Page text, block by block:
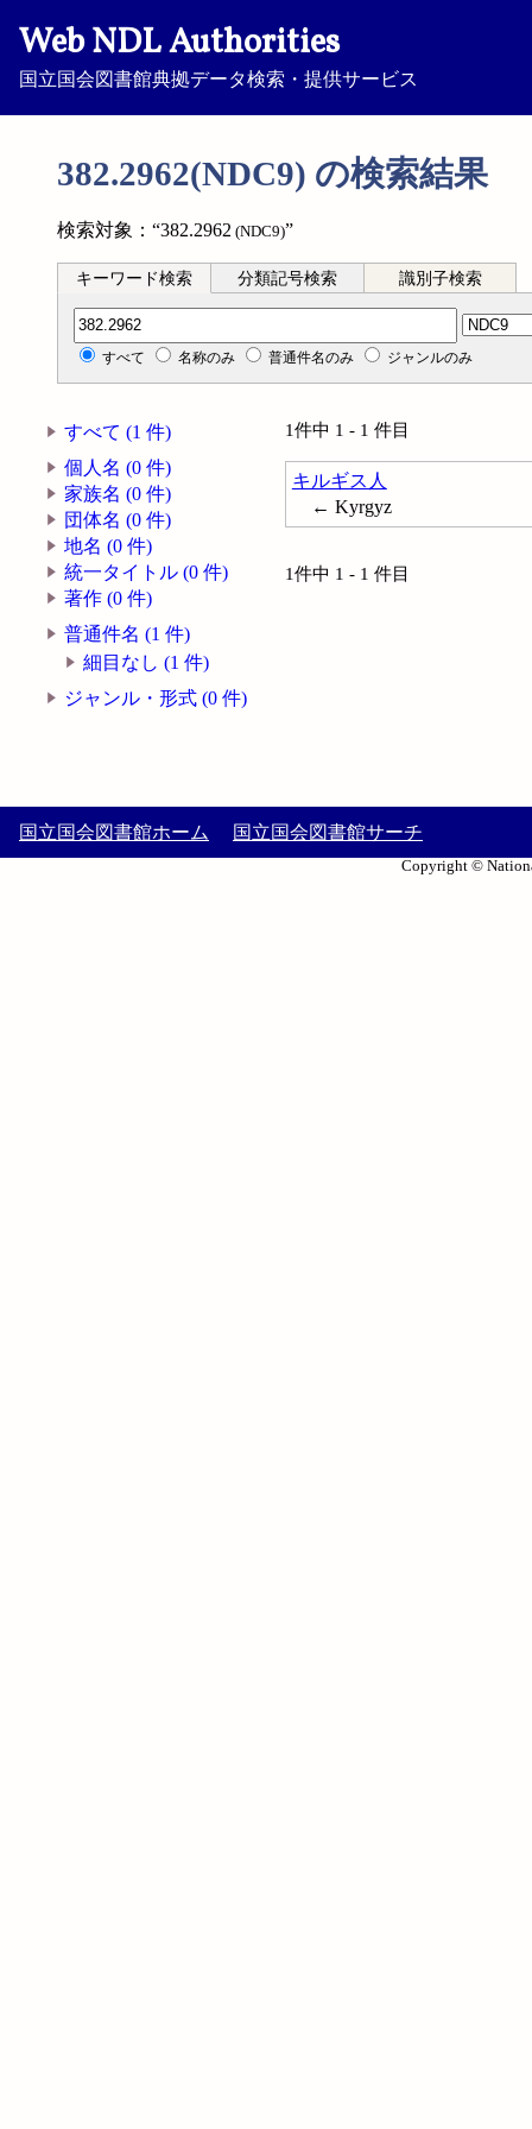
Web NDL Authorities
国立国会図書館典拠データ検索・提供サービス
382.2962(NDC9) の検索結果
検索対象：“382.2962 (NDC9)”
キーワード検索 分類記号検索 識別子検索
分類記号検索
すべて 名称のみ 普通件名のみ ジャンルのみ
すべて (1 件)
個人名 (0 件)
家族名 (0 件)
団体名 (0 件)
地名 (0 件)
統一タイトル (0 件)
著作 (0 件)
普通件名 (1 件)
細目なし (1 件)
ジャンル・形式 (0 件)
1件中 1 - 1 件目
キルギス人
← Kyrgyz
1件中 1 - 1 件目
国立国会図書館ホーム 国立国会図書館サーチ
Copyright ©